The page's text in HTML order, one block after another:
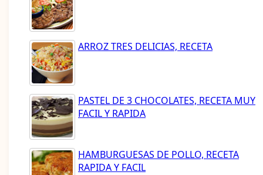
ARROZ TRES DELICIAS, RECETA
PASTEL DE 3 CHOCOLATES, RECETA MUY
FACIL Y RAPIDA
HAMBURGUESAS DE POLLO, RECETA
RAPIDA Y FACIL